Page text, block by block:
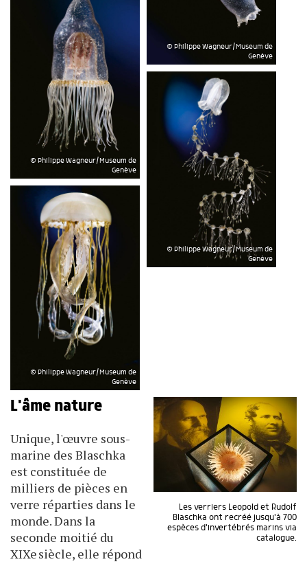
© Philippe Wagneur/Museum de
Genève
© Philippe Wagneur/Museum de
Genève
© Philippe Wagneur/Museum de
Genève
© Philippe Wagneur/Museum de
Genève
Les verriers Leopold et Rudolf
Blaschka ont recréé jusqu'à 700
espèces d'invertébrés marins via
catalogue.
L'âme nature
Unique, l'œuvre sous-
marine des Blaschka
est constituée de
milliers de pièces en
verre réparties dans le
monde. Dans la
seconde moitié du
XIXe siècle, elle répond